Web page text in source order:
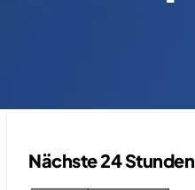
Nächste 24 Stunden